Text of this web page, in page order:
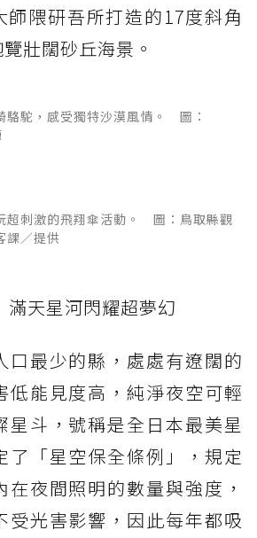
師隈研吾所打造的17度斜角
壯闊砂丘海景。
駝，感受獨特沙漠風情。 圖：
超刺激的飛翔傘活動。 圖：鳥取縣觀
課／提供
滿天星河閃耀超夢幻
口最少的縣，處處有遼闊的
低能見度高，純淨夜空可輕
星斗，號稱是全日本最美星
了「星空保全條例」，規定
在夜間照明的數量與強度，
受光害影響，因此每年都吸